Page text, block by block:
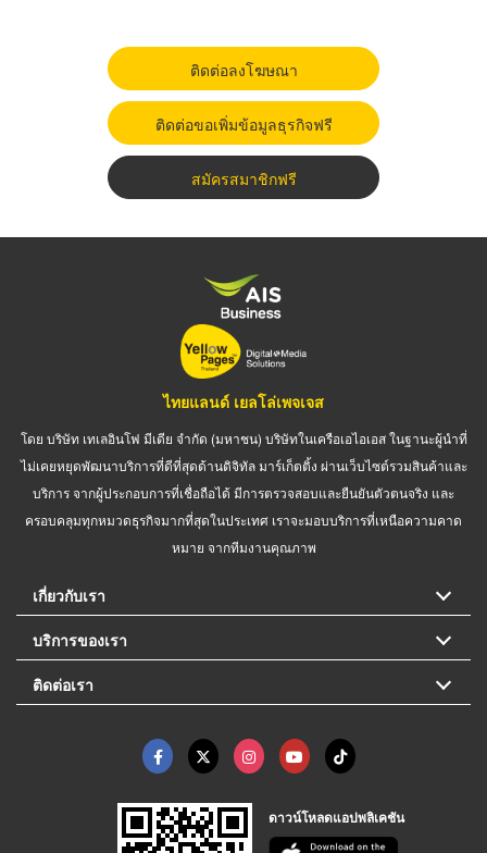
ติดต่อลงโฆษณา
ติดต่อขอเพิ่มข้อมูลธุรกิจฟรี
สมัครสมาชิกฟรี
ไทยแลนด์ เยลโล่เพจเจส
โดย บริษัท เทเลอินโฟ มีเดีย จำกัด (มหาชน) บริษัทในเครือเอไอเอส ในฐานะผู้นำที่
ไม่เคยหยุดพัฒนาบริการที่ดีที่สุดด้านดิจิทัล มาร์เก็ตติ้ง ผ่านเว็บไซต์รวมสินค้าและ
บริการ จากผู้ประกอบการที่เชื่อถือได้ มีการตรวจสอบและยืนยันตัวตนจริง และ
ครอบคลุมทุกหมวดธุรกิจมากที่สุดในประเทศ เราจะมอบบริการที่เหนือความคาด
หมาย จากทีมงานคุณภาพ
เกี่ยวกับเรา
บริการของเรา
ติดต่อเรา
ดาวน์โหลดแอปพลิเคชัน